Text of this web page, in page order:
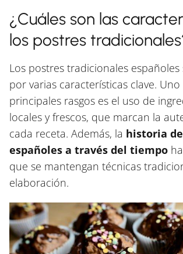
¿Cuáles son las
los postres
Los postres tradicionales españoles
por varias características clave.
principales rasgos es el uso de
locales y frescos, que marcan la
cada receta. Además, la historia
españoles a través del tiempo
que se mantengan técnicas
elaboración.